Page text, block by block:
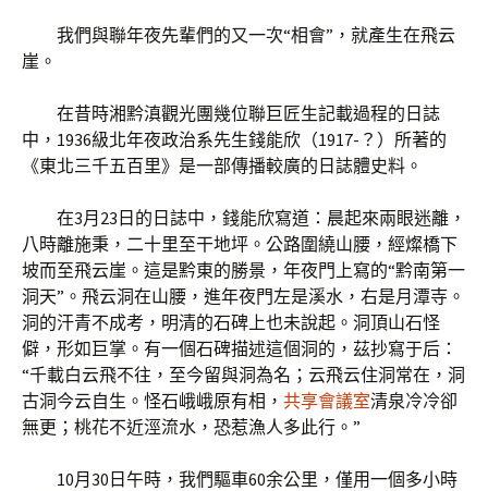
我們與聯年夜先輩們的又一次“相會”，就產生在飛云
崖。
在昔時湘黔滇觀光團幾位聯巨匠生記載過程的日誌
中，1936級北年夜政治系先生錢能欣（1917-？）所著的
《東北三千五百里》是一部傳播較廣的日誌體史料。
在3月23日的日誌中，錢能欣寫道：晨起來兩眼迷離，
八時離施秉，二十里至干地坪。公路圍繞山腰，經燦橋下
坡而至飛云崖。這是黔東的勝景，年夜門上寫的“黔南第一
洞天”。飛云洞在山腰，進年夜門左是溪水，右是月潭寺。
洞的汗青不成考，明清的石碑上也未說起。洞頂山石怪
僻，形如巨掌。有一個石碑描述這個洞的，茲抄寫于后：
“千載白云飛不往，至今留與洞為名；云飛云住洞常在，洞
古洞今云自生。怪石峨峨原有相， 共享會議室清泉冷冷卻
無更；桃花不近涇流水，恐惹漁人多此行。”
10月30日午時，我們驅車60余公里，僅用一個多小時